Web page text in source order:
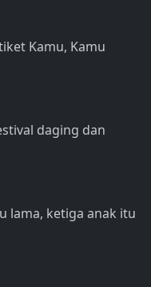
Kamu, Kamu
daging dan
lama, ketiga anak itu